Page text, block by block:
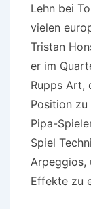
Lehn bei
vielen
Tristan
er im
Rupps Art,
Position zu
Pipa-
Spiel
Arpeggios,
Effekte zu